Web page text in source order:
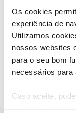
Os cookies
experiência de
Utilizamos
nossos websites
para o seu bom
necessários para
Caso aceite,
Obrigada
Ajude a
como "Melhor
Siga os perfis da